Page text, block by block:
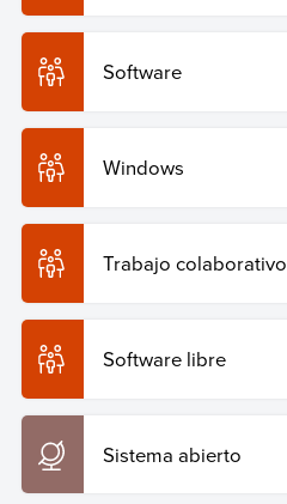
Software
Windows
Trabajo colaborativo
Software libre
Sistema abierto